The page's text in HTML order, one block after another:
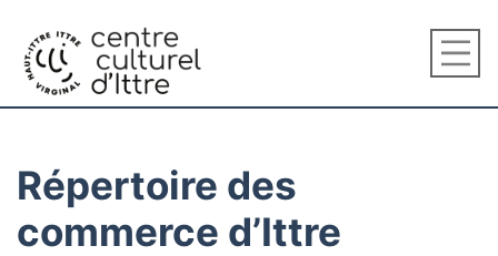
Répertoire des
commerce d’Ittre